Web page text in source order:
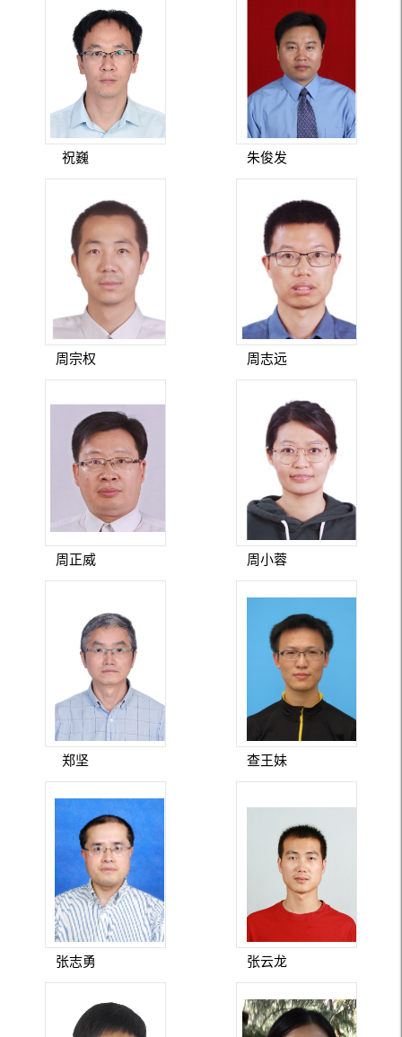
祝巍 朱俊发
周宗权 周志远
周正威 周小蓉
郑坚 查王妹
张志勇 张云龙